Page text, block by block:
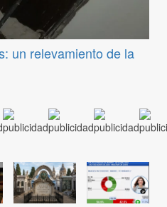
un relevamiento de la